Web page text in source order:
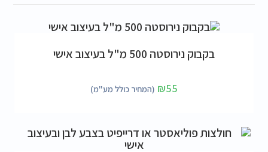
בקבוק נירוסטה 500 מ"ל בעיצוב אישי
₪55 (המחיר כולל מע"מ)